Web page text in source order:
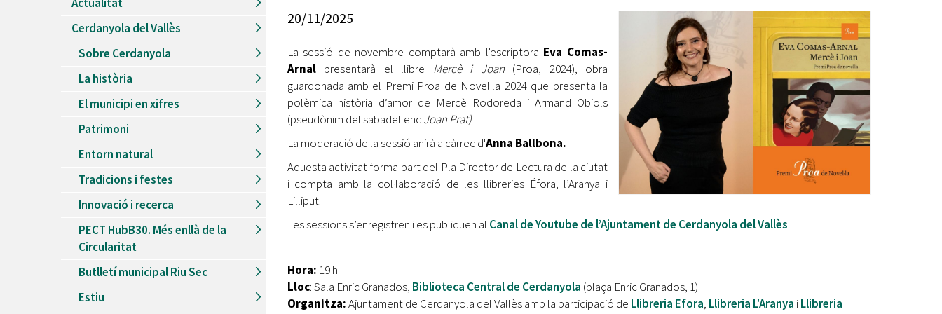
Recursos Humans
Ètica i Integritat
Retiment de Comptes
Accés a Informació Pública
Dades Obertes
Catàleg de Serveis i Tràmits
Del26/06/2026al30/08/2026
Patis oberts temporada d'estiu
Piscines d'estiu a Cerdanyola
Del01/06/2026al30/09/2026
Refugis climàtics a Cerdanyola
Jocs d'aigua del Parc Cordelles
Del01/07/2024al31/08/2026
Decorem! Conte 'La truita de nabius'
jove 2026
Cerdanyola opta a més de 5 milions d'euros del Pla de
Barris per transformar les Fontetes, Quatre Cantons i
l'entorn de l'avinguda Catalunya
El FIT presenta el cartell de la seva 16a edició i dona el
tret de sortida al festival
l'eclipsi solar
Entitats
Equipaments
Mercats Municipals
Webs Municipals
Cerdanyola del Vallès
Sobre Cerdanyola
La història
El municipi en xifres
Patrimoni
Entorn natural
Tradicions i festes
Innovació i recerca
PECT HubB30. Més enllà de la
Circularitat
Butlletí municipal Riu Sec
Estiu
20/11/2025
La sessió de novembre comptarà amb l'escriptora Eva Comas-
Arnalpresentarà el llibre Mercè i Joan(Proa, 2024), obra
guardonada amb el Premi Proa de Novel·la 2024 que presenta la
polèmica història d’amor de Mercè Rodoreda i Armand Obiols
(pseudònim del sabadellencJoan Prat)
La moderació de la sessió anirà a càrrec d'Anna Ballbona.
Aquesta activitat forma part del Pla Director de Lectura de la ciutat
i compta amb la col·laboració de les llibreries Éfora, l’Aranya i
Lilliput.
Les sessions s’enregistren i es publiquen al Canal de Youtube de l’Ajuntament de Cerdanyola del Vallès
Hora: 19 h
Lloc: Sala Enric Granados, Biblioteca Central de Cerdanyola (plaça Enric Granados, 1)
Organitza:Ajuntament de Cerdanyola del Vallès amb la participació de Llibreria Efora, Llibreria L'Aranya iLlibreria